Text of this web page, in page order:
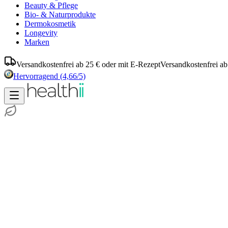
Beauty & Pflege
Bio- & Naturprodukte
Dermokosmetik
Longevity
Marken
Versandkostenfrei ab 25 € oder mit E-RezeptVersandkostenfrei
Hervorragend (4,66/5)